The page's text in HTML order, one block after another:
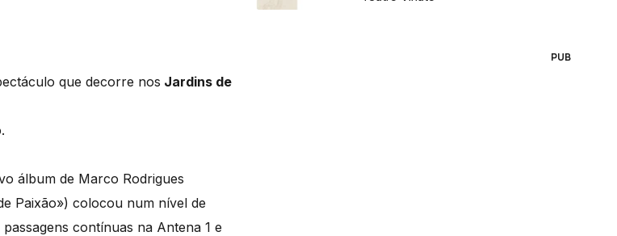
que decorre nos Jardins de
álbum de Marco Rodrigues
Paixão») colocou num nível de
contínuas na Antena 1 e
PUB